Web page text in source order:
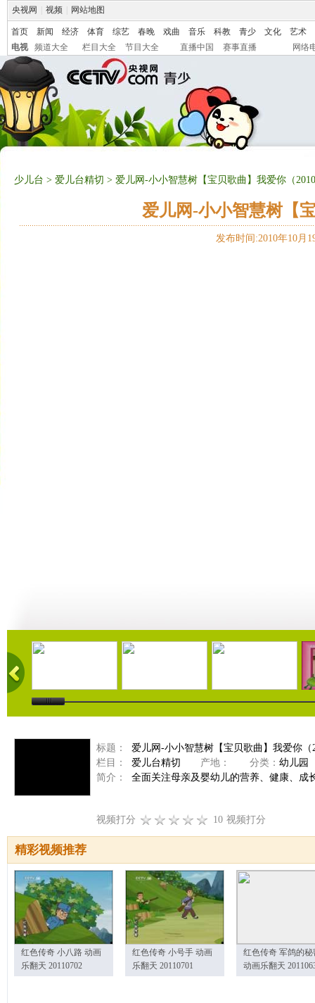
央视网 视频 网站地图
首页 新闻 经济 体育 综艺 春晚 戏曲 音乐 科教 青少 文化
艺术
电视
频道大全 栏目大全 节目大全 直播中国 赛事直播 网络
少儿台 > 爱儿台精切 > 爱儿网-小小智慧树【宝贝歌曲】我爱你（
爱儿网-小小智慧树【
发布时间:2010年10月
21:58 01:43 02:58
标题：
爱儿网-小小智慧树【宝贝歌曲】我爱你（
栏目：
爱儿台精切 产地： 分类： 幼儿园
简介：
全面关注母亲及婴幼儿的营养、健康、成
视频打分 10 视频打分
精彩视频推荐
红色传奇 小八路 动画
乐翻天 20110702
红色传奇 小号手 动画
乐翻天 20110701
红色传奇 军鸽的秘
动画乐翻天